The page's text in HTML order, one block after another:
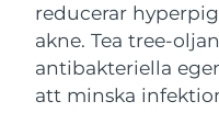
reducerar
akne. Tea tree-
antibakteriella
att minska
Réunion
Rumänien